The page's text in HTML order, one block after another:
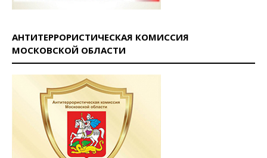
АНТИТЕРРОРИСТИЧЕСКАЯ КОМИССИЯ
МОСКОВСКОЙ ОБЛАСТИ